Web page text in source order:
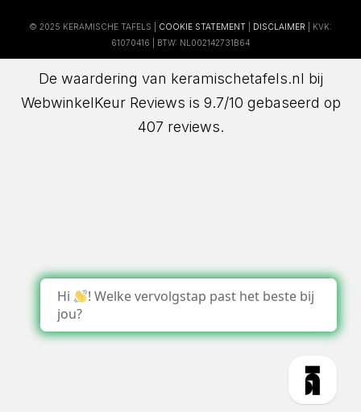
© 2025 KERAMISCHE TAFELS | COOKIE STATEMENT DISCLAIMER | KVK:
61070416 | BTW: NL002142731B64
De waardering van keramischetafels.nl bij
WebwinkelKeur Reviews is 9.7/10 gebaseerd op
407 reviews.
Hi
! Welke vervolgstap past het beste bij
jou?